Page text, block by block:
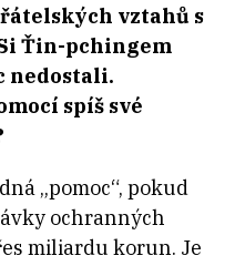
vztahů s
Ťin-pchingem
nedostali.
spíš své
„pomoc“, pokud
ochranných
miliardu korun. Je